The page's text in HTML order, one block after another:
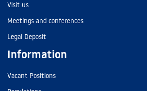
Visit us
Meetings and conferences
Legal Deposit
Information
Vacant Positions